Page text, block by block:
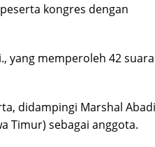
kongres dengan
yang memperoleh 42 suara
didampingi Marshal Abadi
Timur) sebagai anggota.